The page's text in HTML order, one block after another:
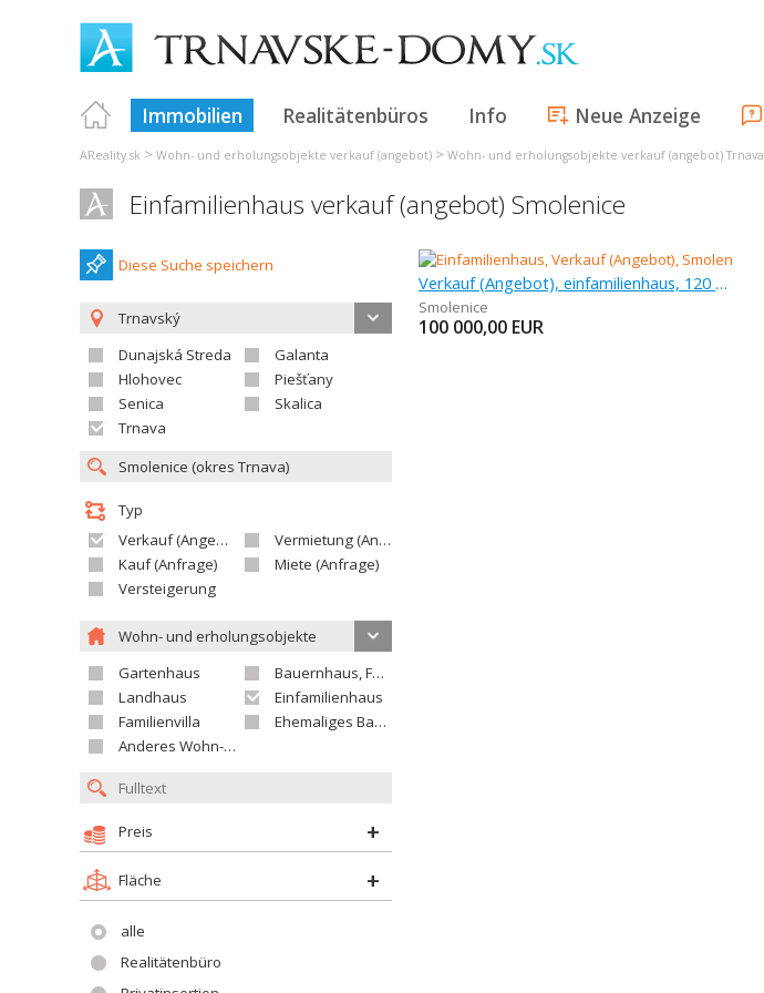
Immobilien Realitätenbüros Info Neue Anzeige
AReality.sk > Wohn- und erholungsobjekte verkauf (angebot) > Wohn- und erholungsobjekte verkauf (angebot) Trnava
Einfamilienhaus verkauf (angebot) Smolenice
Diese Suche speichern
Trnavský
Dunajská Streda
Galanta
Hlohovec
Piešťany
Senica
Skalica
Trnava
Typ
Verkauf (Angebot)
Vermietung (Angebot)
Kauf (Anfrage)
Miete (Anfrage)
Versteigerung
Wohn- und erholungsobjekte
Gartenhaus
Bauernhaus, Ferienhaus
Landhaus
Einfamilienhaus
Familienvilla
Ehemaliges Bauerngut
Anderes Wohn- oder Ferienobjekt
Preis
Fläche
alle
Realitätenbüro
Verkauf (Angebot), einfamilienhaus, 120 m
Smolenice
100 000,00 EUR